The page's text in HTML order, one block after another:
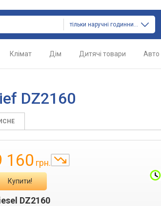
тільки наручні годинники
Клімат Дім Дитячі товари Авто
DZ2160
160 грн.
Купити!
DZ2160